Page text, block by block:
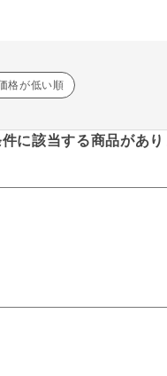
格が低い順
に該当する商品があ